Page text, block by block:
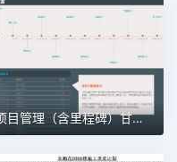
项目管理（含里程碑）甘特图excel模板